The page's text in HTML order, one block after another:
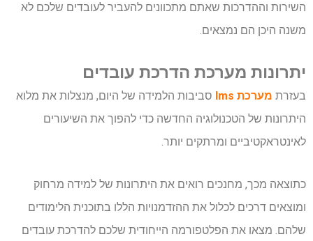
השירות וההדרכות שאתם מתכוונים להעביר לעובדים שלכם לא
משנה היכן הם נמצאים.
יתרונות מערכת הדרכת עובדים
בעזרת מערכת lms
סביבות הלמידה של היום, מנצלות את מלוא
היתרונות של הטכנולוגיה החדשה כדי להפוך את השיעורים
לאינטראקטיביים ומרתקים יותר.
כתוצאה מכך, מחנכים רואים את היתרונות של למידה מרחוק
ומוצאים דרכים לכלול את ההזדמנויות הללו בתוכנית הלימודים
שלהם. מצאו את הפלטפורמה הייחודית שלכם להדרכת עובדים